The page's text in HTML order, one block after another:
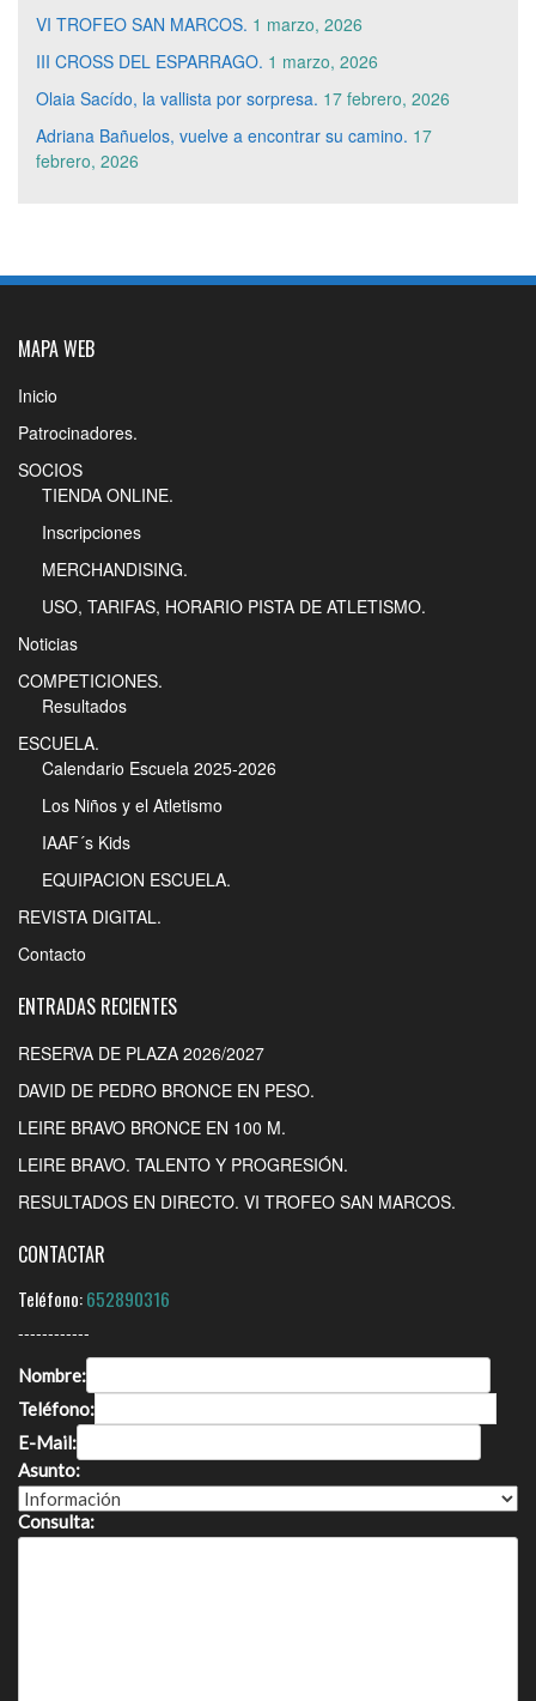
VI TROFEO SAN MARCOS. 1 marzo, 2026
III CROSS DEL ESPARRAGO. 1 marzo, 2026
Olaia Sacído, la vallista por sorpresa. 17 febrero, 2026
Adriana Bañuelos, vuelve a encontrar su camino. 17
febrero, 2026
MAPA WEB
Inicio
Patrocinadores.
SOCIOS
TIENDA ONLINE.
Inscripciones
MERCHANDISING.
USO, TARIFAS, HORARIO PISTA DE ATLETISMO.
Noticias
COMPETICIONES.
Resultados
ESCUELA.
Calendario Escuela 2025-2026
Los Niños y el Atletismo
IAAF´s Kids
EQUIPACION ESCUELA.
REVISTA DIGITAL.
Contacto
ENTRADAS RECIENTES
RESERVA DE PLAZA 2026/2027
DAVID DE PEDRO BRONCE EN PESO.
LEIRE BRAVO BRONCE EN 100 M.
LEIRE BRAVO. TALENTO Y PROGRESIÓN.
RESULTADOS EN DIRECTO. VI TROFEO SAN MARCOS.
CONTACTAR
Teléfono:652890316
------------
Nombre:
Teléfono:
E-Mail:
Asunto:
Consulta: